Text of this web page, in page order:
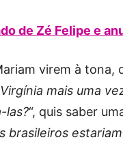
de Zé Felipe e
virem à
Virgínia mais uma
las?“, quis saber
brasileiros